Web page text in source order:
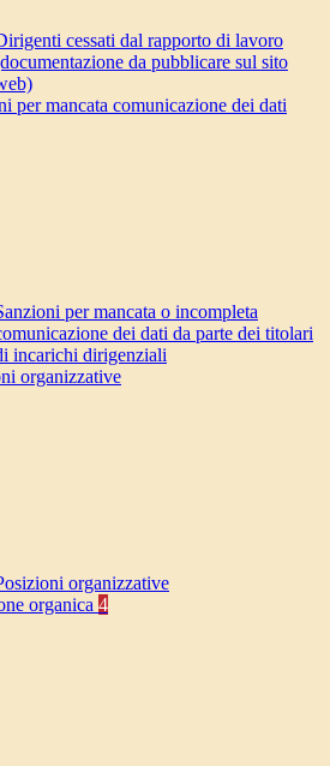
cessati dal rapporto di lavoro
da pubblicare sul sito
per mancata comunicazione dei dati
per mancata o incompleta
dei dati da parte dei titolari
incarichi dirigenziali
organizzative
organizzative
organica 4